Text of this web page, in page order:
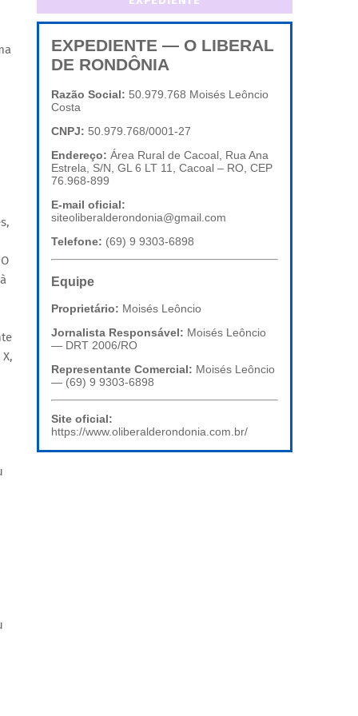
EXPEDIENTE — O LIBERAL
DE RONDÔNIA
Razão Social: 50.979.768 Moisés Leôncio
Costa
CNPJ: 50.979.768/0001-27
Endereço: Área Rural de Cacoal, Rua Ana
Estrela, S/N, GL 6 LT 11, Cacoal – RO, CEP
76.968-899
E-mail oficial:
siteoliberalderondonia@gmail.com
Telefone: (69) 9 9303-6898
Equipe
Proprietário: Moisés Leôncio
Jornalista Responsável: Moisés Leôncio
— DRT 2006/RO
Representante Comercial: Moisés Leôncio
— (69) 9 9303-6898
Site oficial:
https://www.oliberalderondonia.com.br/